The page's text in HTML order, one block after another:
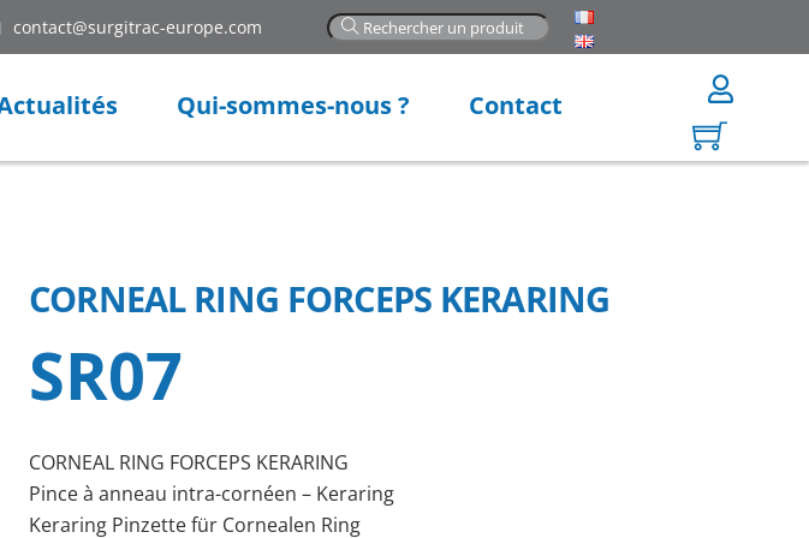
contact@surgitrac-europe.com
Qui-sommes-nous ? Contact
CORNEAL RING FORCEPS KERARING
SR07
CORNEAL RING FORCEPS KERARING
Pince à anneau intra-cornéen – Keraring
Keraring Pinzette für Cornealen Ring